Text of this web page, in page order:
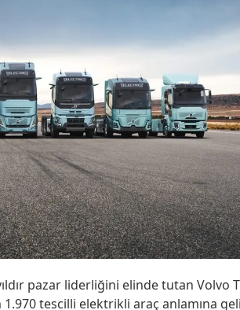
pazar liderliğini elinde tutan Volvo
1.970 tescilli elektrikli araç anlamına